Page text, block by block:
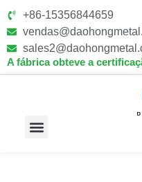
+86-15356844659
A fábrica obteve a